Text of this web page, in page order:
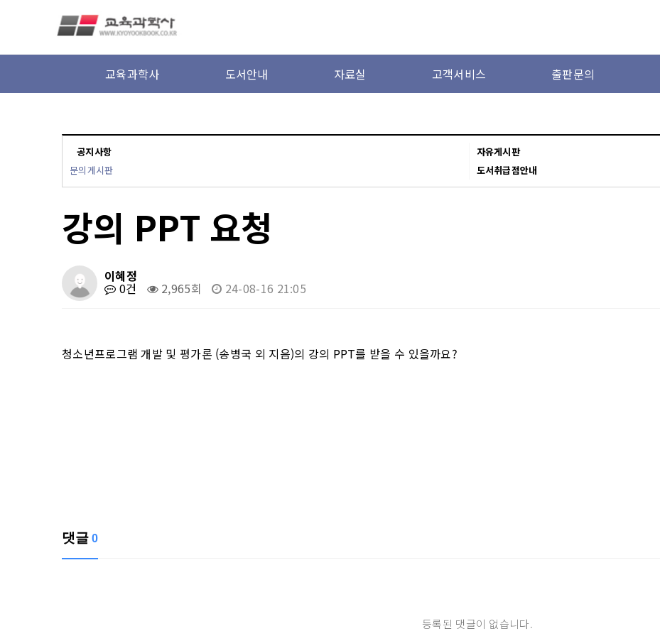
교육과학사 도서안내 자료실 고객서비스 출판문의
공지사항
자유게시판
문의게시판
도서취급점안내
강의 PPT 요청
이혜정
0건 2,965회 24-08-16 21:05
청소년프로그램 개발 및 평가론 (송병국 외 지음)의 강의 PPT를 받을 수 있을까요?
댓글 0
등록된 댓글이 없습니다.